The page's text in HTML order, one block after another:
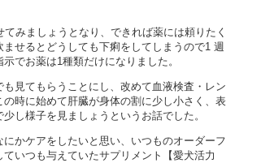
みましょうとなり、できれば薬には頼りたく
せるとどうしても下痢をしてしまうので1 週
でお薬は1種類だけになりました。
見てもらうことにし、改めて血液検査・レン
時に始めて肝臓が身体の割に少し小さく、表
し様子を見ましょうというお話でした。
かケアをしたいと思い、いつものオーダーフ
いつも与えていたサプリメント【愛犬活力